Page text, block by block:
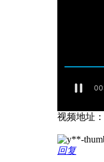
视频地址：
回复